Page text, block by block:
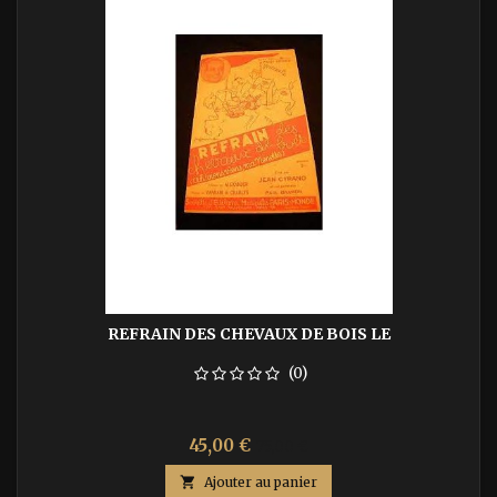
REFRAIN DES CHEVAUX DE BOIS LE
(0)
Prix
45,00 €
 Ajouter au panier